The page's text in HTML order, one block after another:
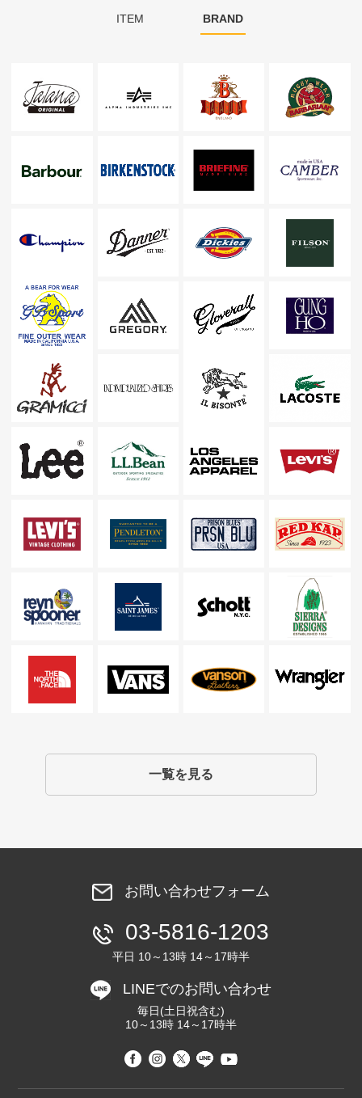
ITEM BRAND
一覧を見る
お問い合わせフォーム
03-5816-1203
平日 10～13時 14～17時半
LINEでのお問い合わせ
毎日(土日祝含む)
10～13時 14～17時半